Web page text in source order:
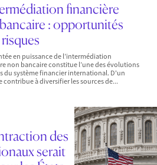
financière
: opportunités
en puissance de l’intermédiation
non bancaire constitue l’une des évolutions
du système financier international. D'un
contribue à diversifier les sources de...
des
serait